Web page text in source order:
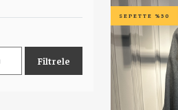
Filtrele
SEPETTE %50